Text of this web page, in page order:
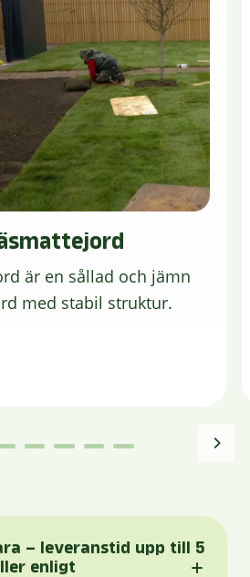
är en sållad och jämn
med stabil struktur.
– leveranstid upp till 5
enligt